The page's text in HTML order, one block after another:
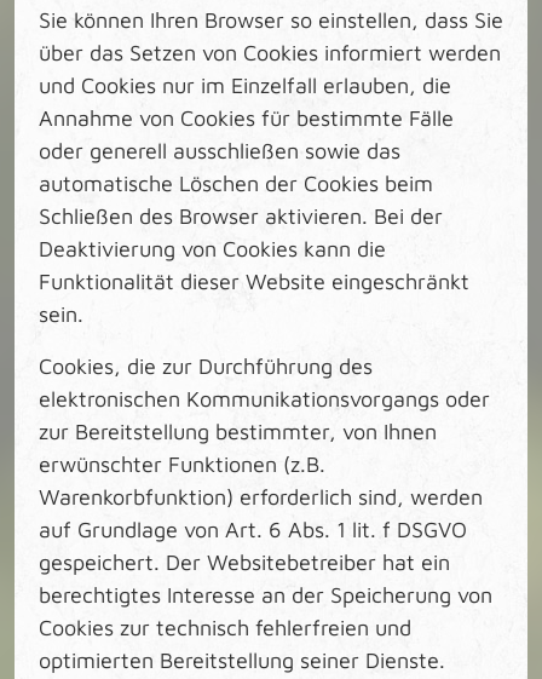
Sie können Ihren Browser so einstellen, dass Sie
über das Setzen von Cookies informiert werden
und Cookies nur im Einzelfall erlauben, die
Annahme von Cookies für bestimmte Fälle
oder generell ausschließen sowie das
automatische Löschen der Cookies beim
Schließen des Browser aktivieren. Bei der
Deaktivierung von Cookies kann die
Funktionalität dieser Website eingeschränkt
sein.
Cookies, die zur Durchführung des
elektronischen Kommunikationsvorgangs oder
zur Bereitstellung bestimmter, von Ihnen
erwünschter Funktionen (z.B.
Warenkorbfunktion) erforderlich sind, werden
auf Grundlage von Art. 6 Abs. 1 lit. f DSGVO
gespeichert. Der Websitebetreiber hat ein
berechtigtes Interesse an der Speicherung von
Cookies zur technisch fehlerfreien und
optimierten Bereitstellung seiner Dienste.